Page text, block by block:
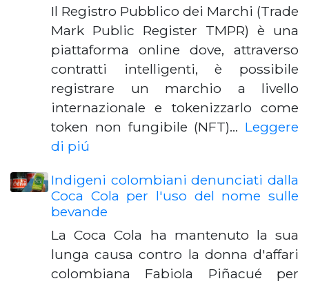
Il Registro Pubblico dei Marchi (Trade
Mark Public Register TMPR) è una
piattaforma online dove, attraverso
contratti intelligenti, è possibile
registrare un marchio a livello
internazionale e tokenizzarlo come
token non fungibile (NFT)… Leggere
di piú
Indigeni colombiani denunciati dalla
Coca Cola per l'uso del nome sulle
bevande
La Coca Cola ha mantenuto la sua
lunga causa contro la donna d'affari
colombiana Fabiola Piñacué per